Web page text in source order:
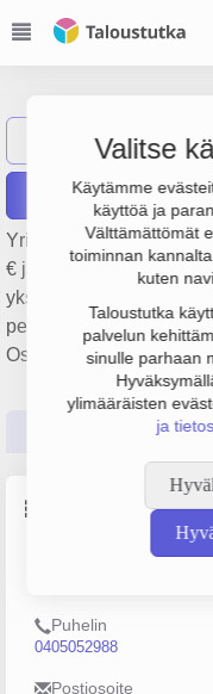
Valitse
Käytämme
käyttöä ja
Välttämättömät
toiminnan
kuten
Taloustutka
palvelun
sinulle parhaan
ylimääräisten
ja
Näytä haku O
Raportit
Yrityksen Ocudent Oy
€ ja henkilöstömäärä 1.
yksityislääkärit ja
perustamisvuosi 2009
Osakeyhtiö (OY).
Perustiedot
Puhelin
0405052988
Postiosoite